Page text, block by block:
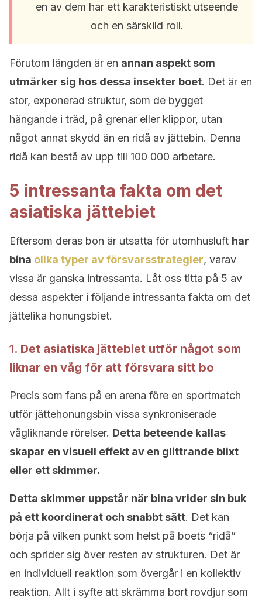
en av dem har ett karakteristiskt utseende
och en särskild roll.
Förutom längden är en annan aspekt som
utmärker sig hos dessa insekter boet. Det är en
stor, exponerad struktur, som de bygget
hängande i träd, på grenar eller klippor, utan
något annat skydd än en ridå av jättebin. Denna
ridå kan bestå av upp till 100 000 arbetare.
5 intressanta fakta om det
asiatiska jättebiet
Eftersom deras bon är utsatta för utomhusluft har
bina olika typer av försvarsstrategier, varav
vissa är ganska intressanta. Låt oss titta på 5 av
dessa aspekter i följande intressanta fakta om det
jättelika honungsbiet.
1. Det asiatiska jättebiet utför något som
liknar en våg för att försvara sitt bo
Precis som fans på en arena före en sportmatch
utför jättehonungsbin vissa synkroniserade
vågliknande rörelser. Detta beteende kallas
skapar en visuell effekt av en glittrande blixt
eller ett skimmer.
Detta skimmer uppstår när bina vrider sin buk
på ett koordinerat och snabbt sätt. Det kan
börja på vilken punkt som helst på boets “ridå”
och sprider sig över resten av strukturen. Det är
en individuell reaktion som övergår i en kollektiv
reaktion. Allt i syfte att skrämma bort rovdjur som